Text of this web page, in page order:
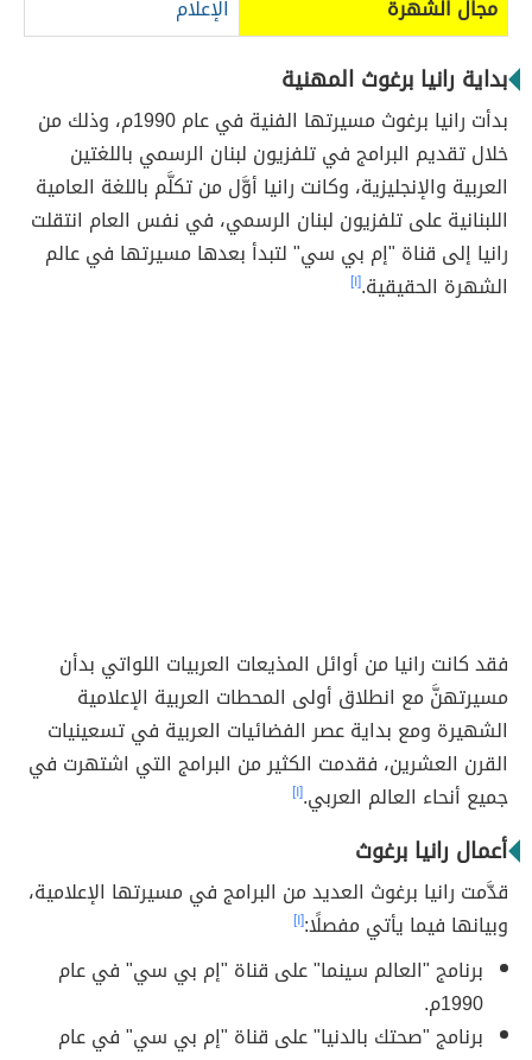
مجال الشهرة
الإعلام
بداية رانيا برغوث المهنية
بدأت رانيا برغوث مسيرتها الفنية في عام 1990م، وذلك من
خلال تقديم البرامج في تلفزيون لبنان الرسمي باللغتين
العربية والإنجليزية، وكانت رانيا أوَّل من تكلَّم باللغة العامية
اللبنانية على تلفزيون لبنان الرسمي، في نفس العام انتقلت
رانيا إلى قناة "إم بي سي" لتبدأ بعدها مسيرتها في عالم
الشهرة الحقيقية.[١]
فقد كانت رانيا من أوائل المذيعات العربيات اللواتي بدأن
مسيرتهنَّ مع انطلاق أولى المحطات العربية الإعلامية
الشهيرة ومع بداية عصر الفضائيات العربية في تسعينيات
القرن العشرين، فقدمت الكثير من البرامج التي اشتهرت في
جميع أنحاء العالم العربي.[١]
أعمال رانيا برغوث
قدَّمت رانيا برغوث العديد من البرامج في مسيرتها الإعلامية،
وبيانها فيما يأتي مفصلًا:[١]
برنامج "العالم سينما" على قناة "إم بي سي" في عام
1990م.
برنامج "صحتك بالدنيا" على قناة "إم بي سي" في عام